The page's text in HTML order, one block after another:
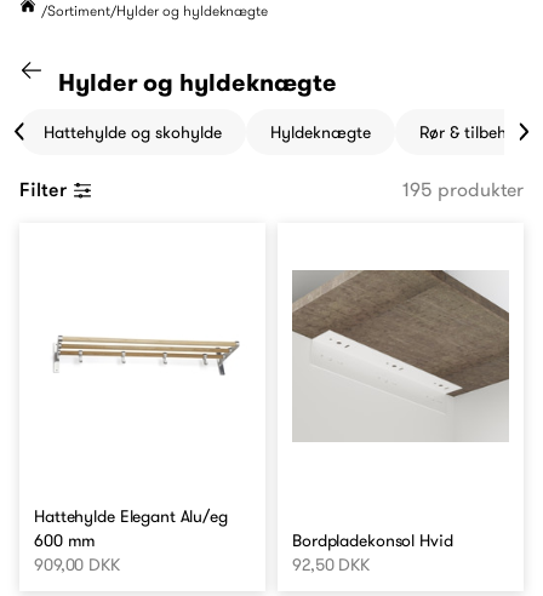
Sortiment Hylder og hyldeknægte
Gå til "Sortiment" kategori
Hylder og hyldeknægte
Hattehylde og skohylde Hyldeknægte Rør & tilbehør
Filter 195 produkter
Hattehylde Elegant Alu/eg
600 mm
909,00 DKK
Bordpladekonsol Hvid
92,50 DKK